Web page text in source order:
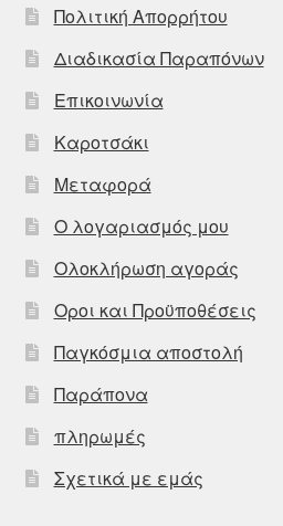
Πολιτική Απορρήτου
Διαδικασία Παραπόνων
Επικοινωνία
Καροτσάκι
Μεταφορά
Ο λογαριασμός μου
Ολοκλήρωση αγοράς
Οροι και Προϋποθέσεις
Παγκόσμια αποστολή
Παράπονα
πληρωμές
Σχετικά με εμάς